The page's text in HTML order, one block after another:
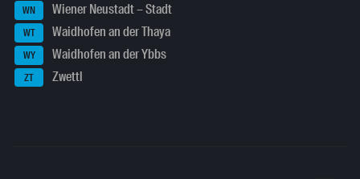
WN Wiener Neustadt – Stadt
WT Waidhofen an der Thaya
WY Waidhofen an der Ybbs
ZT Zwettl